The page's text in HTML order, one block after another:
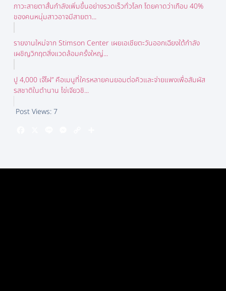
ภาวะสายตาสั้นกำลังเพิ่มขึ้นอย่างรวดเร็วทั่วโลก โดยคาดว่าเกือบ 40%
ของคนหนุ่มสาวอาจมีสายตา...
รายงานใหม่จาก Stimson Center เผยเอเชียตะวันออกเฉียงใต้กำลัง
เผชิญวิกฤตสิ่งแวดล้อมครั้งใหญ่...
ปู 4,000 เจ๊ไฝ” คือเมนูที่ใครหลายคนยอมต่อคิวและจ่ายแพงเพื่อสัมผัส
รสชาติในตำนาน ไข่เจียวชิ...
Post Views:7